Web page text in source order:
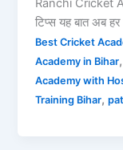
Ranchi Cricket
टिप्स यह बात अब
Best Cricket
Academy in Bihar
Academy with
Training Bihar,